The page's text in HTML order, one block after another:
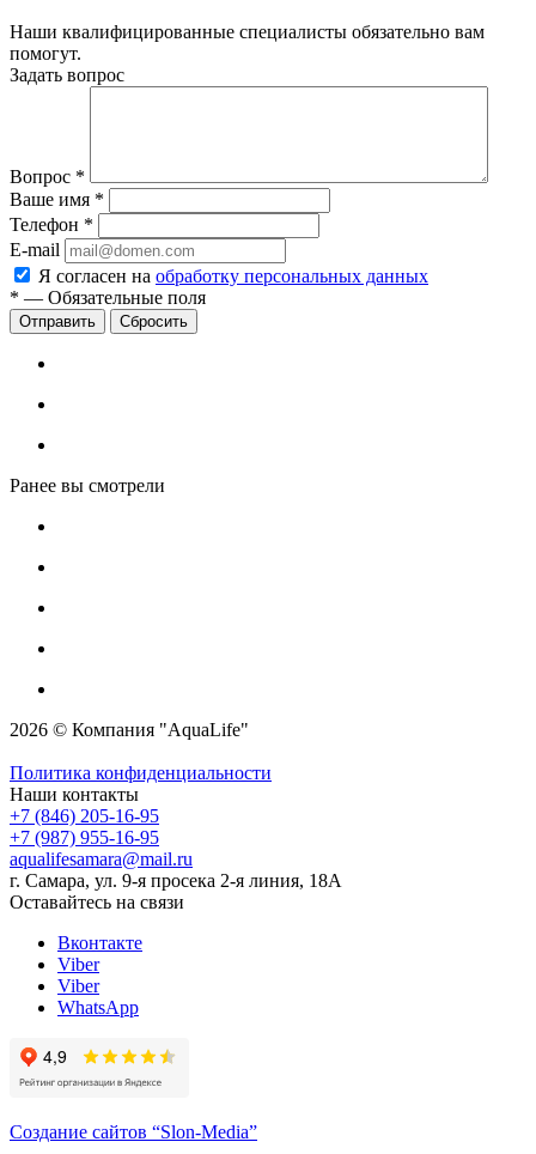
Наши квалифицированные специалисты обязательно вам
помогут.
Задать вопрос
Вопрос *
Ваше имя *
Телефон *
E-mail
Я согласен на обработку персональных данных
* — Обязательные поля
Сбросить
Ранее вы смотрели
2026 © Компания "AquaLife"
Политика конфиденциальности
Наши контакты
+7 (846) 205-16-95
+7 (987) 955-16-95
aqualifesamara@mail.ru
г. Самара, ул. 9-я просека 2-я линия, 18А
Оставайтесь на связи
Вконтакте
Viber
Viber
WhatsApp
Создание сайтов “Slon-Media”